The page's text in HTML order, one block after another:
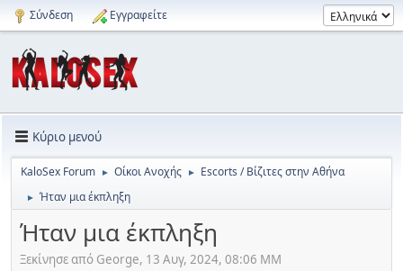
Σύνδεση Εγγραφείτε
Κύριο μενού
KaloSex Forum ► Οίκοι Ανοχής ► Escorts / Βίζιτες στην Αθήνα
► Ήταν μια έκπληξη
Ήταν μια έκπληξη
Ξεκίνησε από George, 13 Αυγ, 2024, 08:06 ΜΜ